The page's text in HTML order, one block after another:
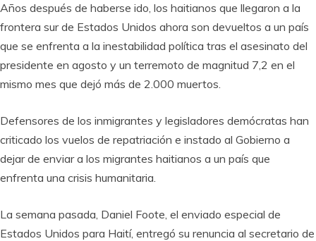
Años después de haberse ido, los haitianos que llegaron a la
frontera sur de Estados Unidos ahora son devueltos a un país
que se enfrenta a la inestabilidad política tras el asesinato del
presidente en agosto y un terremoto de magnitud 7,2 en el
mismo mes que dejó más de 2.000 muertos.
Defensores de los inmigrantes y legisladores demócratas han
criticado los vuelos de repatriación e instado al Gobierno a
dejar de enviar a los migrantes haitianos a un país que
enfrenta una crisis humanitaria.
La semana pasada, Daniel Foote, el enviado especial de
Estados Unidos para Haití, entregó su renuncia al secretario de